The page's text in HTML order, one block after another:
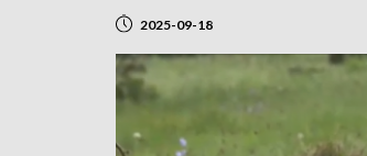
2025-09-18